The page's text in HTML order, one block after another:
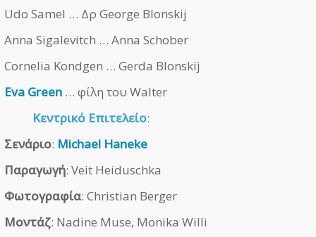
Udo Samel … Δρ George Blonskij
Anna Sigalevitch … Anna Schober
Cornelia Kondgen … Gerda Blonskij
Eva Green … φίλη του Walter
Κεντρικό Επιτελείο:
Σενάριο: Michael Haneke
Παραγωγή: Veit Heiduschka
Φωτογραφία: Christian Berger
Μοντάζ: Nadine Muse, Monika Willi